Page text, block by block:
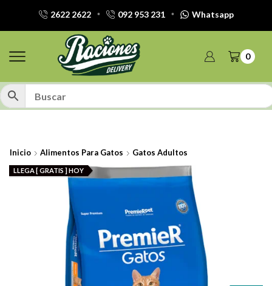
2622 2622 092 953 231 Whatsapp
0
Inicio Alimentos Para Gatos Gatos Adultos
LLEGA [ GRATIS ] HOY